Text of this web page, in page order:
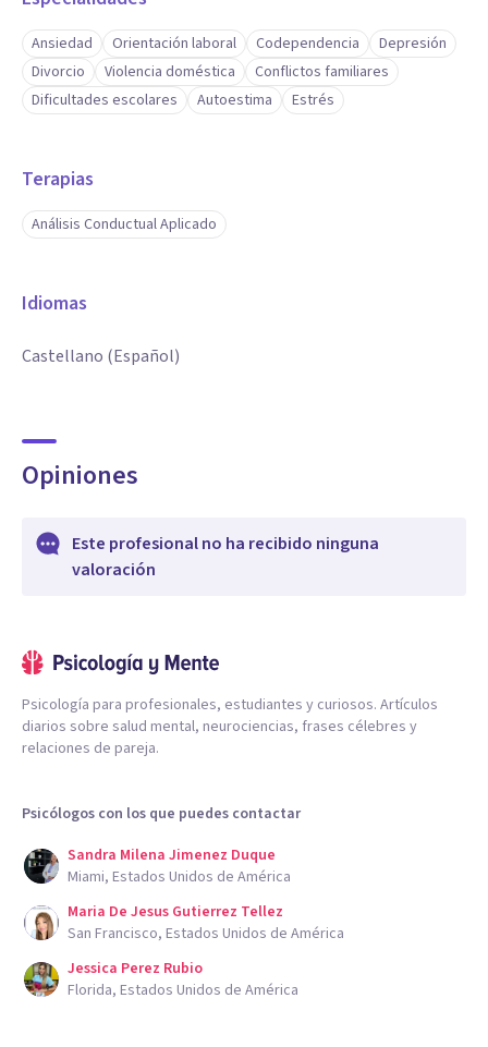
Ansiedad Orientación laboral Codependencia
Depresión
Divorcio
Violencia doméstica
Conflictos familiares
Dificultades escolares
Autoestima Estrés
Terapias
Análisis Conductual Aplicado
Idiomas
Castellano (Español)
Opiniones
Este profesional no ha recibido ninguna
valoración
Psicología para profesionales, estudiantes y curiosos. Artículos
diarios sobre salud mental, neurociencias, frases célebres y
relaciones de pareja.
Psicólogos con los que puedes contactar
Sandra Milena Jimenez Duque
Miami, Estados Unidos de América
Maria De Jesus Gutierrez Tellez
San Francisco, Estados Unidos de América
Jessica Perez Rubio
Florida, Estados Unidos de América